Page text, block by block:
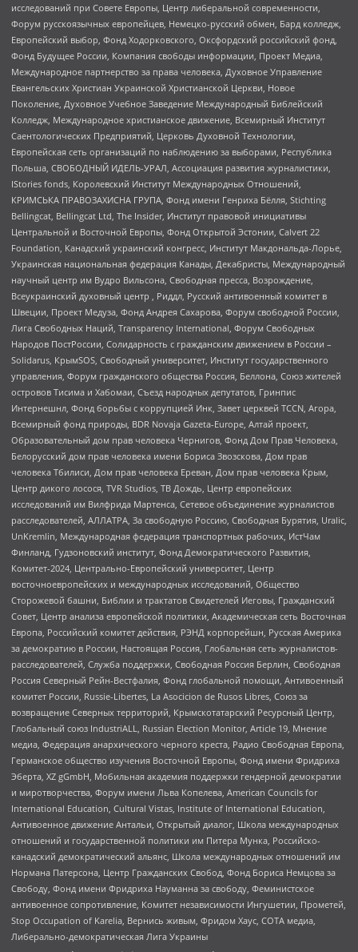
исследований при Совете Европы, Центр либеральной современности,
Форум русскоязычных европейцев, Немецко-русский обмен, Бард колледж,
Европейский выбор, Фонд Ходорковского, Оксфордский российский фонд,
Фонд Будущее России, Компания свободы информации, Проект Медиа,
Международное партнерство за права человека, Духовное Управление
Евангельских Христиан Украинской Христианской Церкви, Новое
Поколение, Духовное Учебное Заведение Международный Библейский
Колледж, Международное христианское движение, Всемирный Институт
Саентологических Предприятий, Церковь Духовной Технологии,
Европейская сеть организаций по наблюдению за выборами, Республика
Польша, СВОБОДНЫЙ ИДЕЛЬ-УРАЛ, Ассоциация развития журналистики,
IStories fonds, Королевский Институт Международных Отношений,
КРИМСЬКА ПРАВОЗАХИСНА ГРУПА, Фонд имени Генриха Бёлля, Stichting
Bellingcat, Bellingcat Ltd, The Insider, Институт правовой инициативы
Центральной и Восточной Европы, Фонд Открытой Эстонии, Calvert 22
Foundation, Канадский украинский конгресс, Институт Макдональда-Лорье,
Украинская национальная федерация Канады, Декабристы, Международный
научный центр им Вудро Вильсона, Свободная пресса, Возрождение,
Всеукраинский духовный центр , Риддл, Русский антивоенный комитет в
Швеции, Проект Медуза, Фонд Андрея Сахарова, Форум свободной России,
Лига Свободных Наций, Transparеncy International, Форум Свободных
Народов ПостРоссии, Солидарность с гражданским движением в России –
Solidarus, КрымSOS, Свободный университет, Институт государственного
управления, Форум гражданского общества Россия, Беллона, Союз жителей
островов Тисима и Хабомаи, Съезд народных депутатов, Гринпис
Интернешнл, Фонд борьбы с коррупцией Инк, Завет церквей TCCN, Агора,
Всемирный фонд природы, BDR Novaja Gazeta-Europe, Алтай проект,
Образовательный дом прав человека Чернигов, Фонд Дом Прав Человека,
Белорусский дом прав человека имени Бориса Звозскова, Дом прав
человека Тбилиси, Дом прав человека Ереван, Дом прав человека Крым,
Центр дикого лосося, TVR Studios, ТВ Дождь, Центр европейских
исследований им Вилфрида Мартенса, Сетевое объединение журналистов
расследователей, АЛЛАТРА, За свободную Россию, Свободная Бурятия, Uralic,
UnKremlin, Международная федерация транспортных рабочих, ИстЧам
Финланд, Гудзоновский институт, Фонд Демократического Развития,
Комитет-2024, Центрально-Европейский университет, Центр
восточноевропейских и международных исследований, Общество
Сторожевой башни, Библии и трактатов Свидетелей Иеговы, Гражданский
Совет, Центр анализа европейской политики, Академическая сеть Восточная
Европа, Российский комитет действия, РЭНД корпорейшн, Русская Америка
за демократию в России, Настоящая Россия, Глобальная сеть журналистов-
расследователей, Служба поддержки, Свободная Россия Берлин, Свободная
Россия Северный Рейн-Вестфалия, Фонд глобальной помощи, Антивоенный
комитет России, Russie-Libertes, La Asocicion de Rusos Libres, Союз за
возвращение Северных территорий, Крымскотатарский Ресурсный Центр,
Глобальный союз IndustriALL, Russian Election Monitor, Article 19, Мнение
медиа, Федерация анархического черного креста, Радио Свободная Европа,
Германское общество изучения Восточной Европы, Фонд имени Фридриха
Эберта, XZ gGmbH, Мобильная академия поддержки гендерной демократии
и миротворчества, Форум имени Льва Копелева, American Councils for
International Education, Cultural Vistas, Institute of International Education,
Антивоенное движение Антальи, Открытый диалог, Школа международных
отношений и государственной политики им Питера Мунка, Российско-
канадский демократический альянс, Школа международных отношений им
Нормана Патерсона, Центр Гражданских Свобод, Фонд Бориса Немцова за
Свободу, Фонд имени Фридриха Науманна за свободу, Феминистское
антивоенное сопротивление, Комитет независимости Ингушетии, Прометей,
Stop Occupation of Karelia, Вернись живым, Фридом Хаус, СОТА медиа,
Либерально-демократическая Лига Украины